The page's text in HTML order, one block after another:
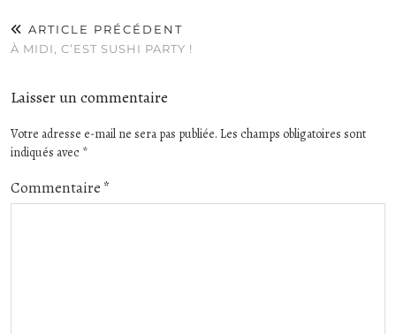
ARTICLE PRÉCÉDENT
À MIDI, C’EST SUSHI PARTY !
Laisser un commentaire
Votre adresse e-mail ne sera pas publiée. Les champs obligatoires sont
indiqués avec *
Commentaire *